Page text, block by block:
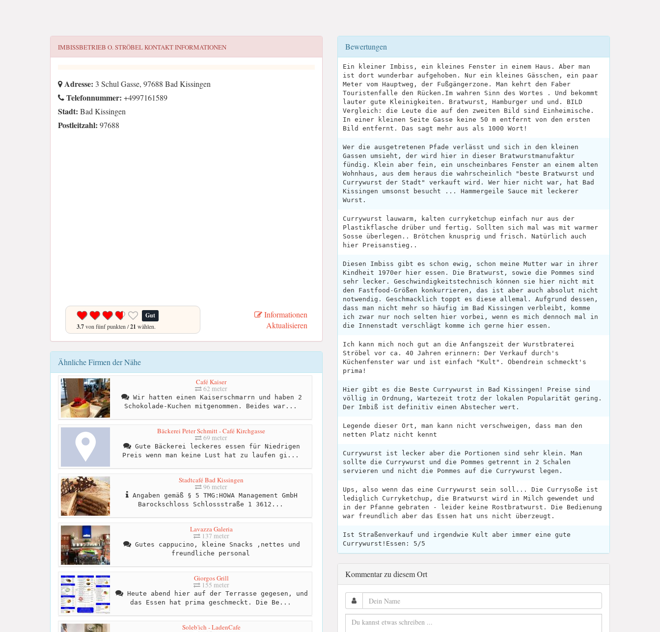
IMBISSBETRIEB O. STRÖBELKONTAKT INFORMATIONEN
Adresse: 3 Schul Gasse, 97688 Bad Kissingen
Telefonnummer: +4997161589
Stadt: Bad Kissingen
Postleitzahl: 97688
Gut
3.7von fünf punkten /21 wählen.
Informationen
Aktualisieren
Ähnliche Firmen der Nähe
Café Kaiser
62 meter
Wir hatten einen Kaiserschmarrn und haben 2
Schokolade-Kuchen mitgenommen. Beides war...
Bäckerei Peter Schmitt - Café Kirchgasse
69 meter
Gute Bäckerei leckeres essen für Niedrigen
Preis wenn man keine Lust hat zu laufen gi...
Stadtcafé Bad Kissingen
96 meter
Angaben gemäß § 5 TMG: ​ HOWA Management GmbH
Barockschloss Schlossstraße 1 3612...
Lavazza Galeria
137 meter
Gutes cappucino, kleine Snacks ,nettes und
freundliche personal
Giorgos Grill
155 meter
Heute abend hier auf der Terrasse gegesen, und
das Essen hat prima geschmeckt. Die Be...
Soleb'ich - LadenCafe
Bewertungen
Ein kleiner Imbiss, ein kleines Fenster in einem Haus. Aber man
ist dort wunderbar aufgehoben. Nur ein kleines Gässchen, ein paar
Meter vom Hauptweg, der Fußgängerzone. Man kehrt den Faber
Touristenfalle den Rücken.Im wahren Sinn des Wortes . Und bekommt
lauter gute Kleinigkeiten. Bratwurst, Hamburger und und. BILD
Vergleich: die Leute die auf den zweiten Bild sind Einheimische.
In einer kleinen Seite Gasse keine 50 m entfernt von den ersten
Bild entfernt. Das sagt mehr aus als 1000 Wort!
Wer die ausgetretenen Pfade verlässt und sich in den kleinen
Gassen umsieht, der wird hier in dieser Bratwurstmanufaktur
fündig. Klein aber fein, ein unscheinbares Fenster an einem alten
Wohnhaus, aus dem heraus die wahrscheinlich "beste Bratwurst und
Currywurst der Stadt" verkauft wird. Wer hier nicht war, hat Bad
Kissingen umsonst besucht ... Hammergeile Sauce mit leckerer
Wurst.
Currywurst lauwarm, kalten curryketchup einfach nur aus der
Plastikflasche drüber und fertig. Sollten sich mal was mit warmer
Sosse überlegen.. Brötchen knusprig und frisch. Natürlich auch
hier Preisanstieg..
Diesen Imbiss gibt es schon ewig, schon meine Mutter war in ihrer
Kindheit 1970er hier essen. Die Bratwurst, sowie die Pommes sind
sehr lecker. Geschwindigkeitstechnisch können sie hier nicht mit
den Fastfood-Größen konkurrieren, das ist aber auch absolut nicht
notwendig. Geschmacklich toppt es diese allemal. Aufgrund dessen,
dass man nicht mehr so häufig im Bad Kissingen verbleibt, komme
ich zwar nur noch selten hier vorbei, wenn es mich dennoch mal in
die Innenstadt verschlägt komme ich gerne hier essen.
Ich kann mich noch gut an die Anfangszeit der Wurstbraterei
Ströbel vor ca. 40 Jahren erinnern: Der Verkauf durch's
Küchenfenster war und ist einfach "Kult". Obendrein schmeckt's
prima!
Hier gibt es die Beste Currywurst in Bad Kissingen! Preise sind
völlig in Ordnung, Wartezeit trotz der lokalen Popularität gering.
Der Imbiß ist definitiv einen Abstecher wert.
Legende dieser Ort, man kann nicht verschweigen, dass man den
netten Platz nicht kennt
Currywurst ist lecker aber die Portionen sind sehr klein. Man
sollte die Currywurst und die Pommes getrennt in 2 Schalen
servieren und nicht die Pommes auf die Currywurst legen.
Ups, also wenn das eine Currywurst sein soll... Die Currysoße ist
lediglich Curryketchup, die Bratwurst wird in Milch gewendet und
in der Pfanne gebraten - leider keine Rostbratwurst. Die Bedienung
war freundlich aber das Essen hat uns nicht überzeugt.
Ist Straßenverkauf und irgendwie Kult aber immer eine gute
Currywurst!Essen: 5/5
Kommentar zu diesem Ort